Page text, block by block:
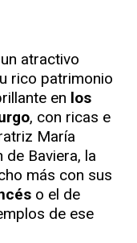
atractivo
rico patrimonio
en los
, con ricas e
María
Baviera, la
más con sus
o el de
de ese